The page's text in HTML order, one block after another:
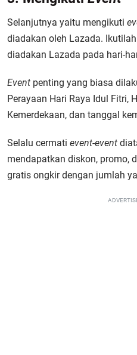
Selanjutnya yaitu mengikuti
diadakan oleh Lazada.
diadakan Lazada pada hari-
Event penting yang biasa
Perayaan Hari Raya Idul Fitri,
Kemerdekaan, dan tanggal
Selalu cermati event-event
mendapatkan diskon, promo,
gratis ongkir dengan jumlah